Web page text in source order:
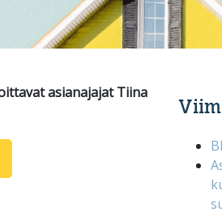
asianajajat Tiina